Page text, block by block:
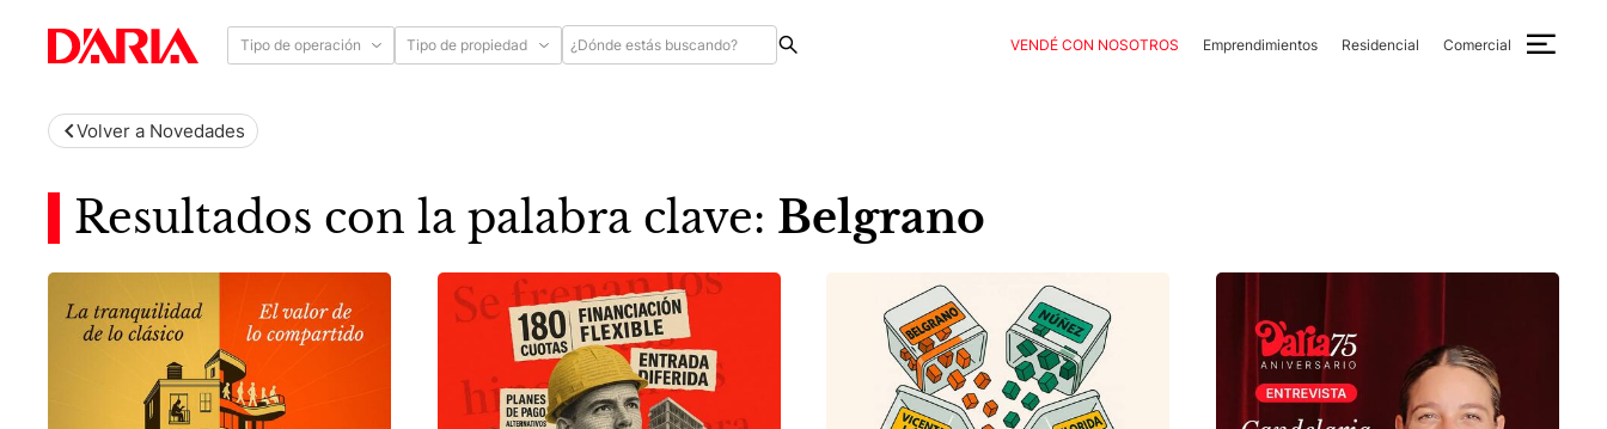
Tipo de operación Tipo de propiedad VENDÉ CON NOSOTROS Emprendimientos Residencial Comercial
Volver a Novedades
Resultados con la palabra clave: Belgrano